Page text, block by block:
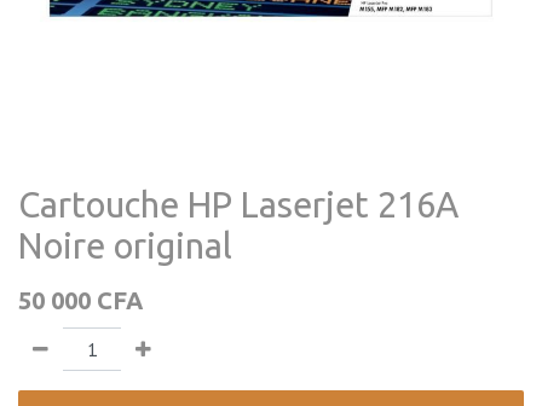
Cartouche HP Laserjet 216A
Noire original
50 000 CFA